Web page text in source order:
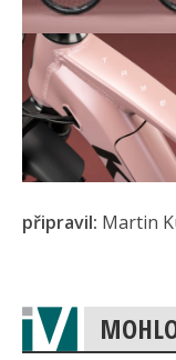
připravil: Martin